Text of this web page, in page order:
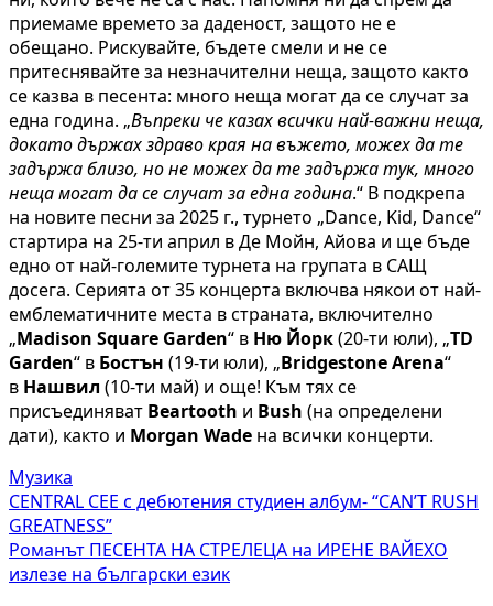
приемаме времето за даденост, защото не е
обещано. Рискувайте, бъдете смели и не се
притеснявайте за незначителни неща, защото както
се казва в песента: много неща могат да се случат за
една година. „Въпреки че казах всички най-важни неща,
докато държах здраво края на въжето, можех да те
задържа близо, но не можех да те задържа тук, много
неща могат да се случат за една година.“ В подкрепа
на новите песни за 2025 г., турнето „Dance, Kid, Dance“
стартира на 25-ти април в Де Мойн, Айова и ще бъде
едно от най-големите турнета на групата в САЩ
досега. Серията от 35 концерта включва някои от най-
емблематичните места в страната, включително
„Madison Square Garden“ в Ню Йорк(20-ти юли), „TD
Garden“ в Бостън (19-ти юли), „Bridgestone Arena“
в Нашвил (10-ти май) и още! Към тях се
присъединяват Beartooth и Bush (на определени
дати), както и Morgan Wade на всички концерти.
Музика
Навигация
CENTRAL CEE с дебютения студиен албум- “CAN’T RUSH
GREATNESS”
Романът ПЕСЕНТА НА СТРЕЛЕЦА на ИРЕНЕ ВАЙЕХО
излезе на български език